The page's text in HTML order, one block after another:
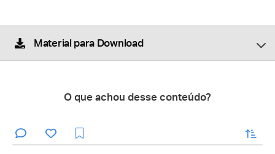
Material para Download
O que achou desse conteúdo?
enviar